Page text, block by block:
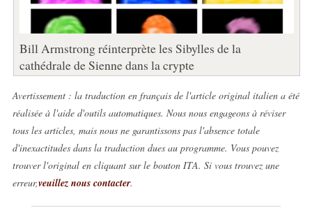
Bill Armstrong réinterprète les Sibylles de la
cathédrale de Sienne dans la crypte
Avertissement : la traduction en français de l'article original italien a été
réalisée à l'aide d'outils automatiques. Nous nous engageons à réviser
tous les articles, mais nous ne garantissons pas l'absence totale
d'inexactitudes dans la traduction dues au programme. Vous pouvez
trouver l'original en cliquant sur le bouton ITA. Si vous trouvez une
erreur,veuillez nous contacter.